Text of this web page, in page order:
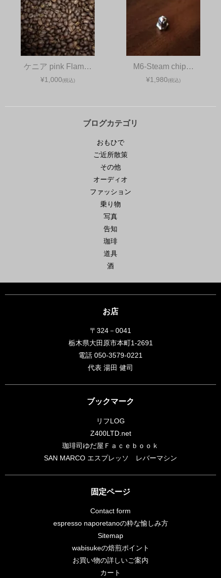
ケニア pink Flam…
¥1,000(税込)
M6-Steam chip…
¥1,980(税込)
ブログカテゴリ
おもひで
ご近所散策
その他
オーディオ
ファッション
乗り物
写真
告知
珈琲
道具
酒
お店
〒324－0041
栃木県大田原市本町1-2691
電話 050-3579-0221
代表 湯田 健司
ブックマーク
リフLOG
Z400LTD.net
珈琲司ゆだ屋Ｆａｃｅｂｏｏｋ
SAN MARCO エスプレッソ レバーマシン
固定ページ
Contact form
espresso naporetanoの粋な愉しみ方
Sitemap
wabisukeの焙煎ポイント
お買い物の詳しいご案内
カート